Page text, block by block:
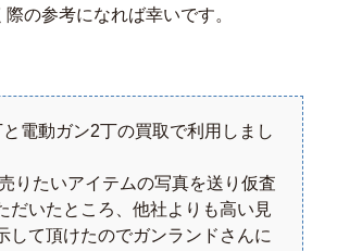
際の参考になれば幸いです。
電動ガン2丁の買取で利用しまし
りたいアイテムの写真を送り仮査
だいたところ、他社よりも高い見
して頂けたのでガンランドさんに